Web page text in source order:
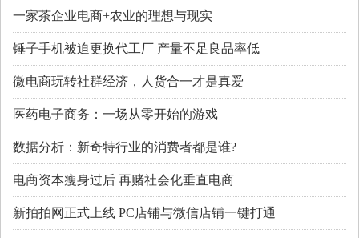
一家茶企业电商+农业的理想与现实
锤子手机被迫更换代工厂 产量不足良品率低
微电商玩转社群经济，人货合一才是真爱
医药电子商务：一场从零开始的游戏
数据分析：新奇特行业的消费者都是谁?
电商资本瘦身过后 再赌社会化垂直电商
新拍拍网正式上线 PC店铺与微信店铺一键打通